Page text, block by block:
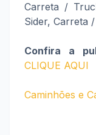
Carreta /
Sider, Carreta
Confira a
CLIQUE AQUI
Caminhões e